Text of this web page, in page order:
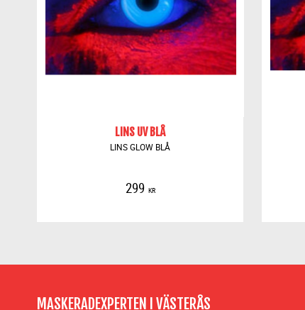
LINS UV BLÅ
LINS GLOW BLÅ
299 KR
MASKERADEXPERTEN I VÄSTERÅS